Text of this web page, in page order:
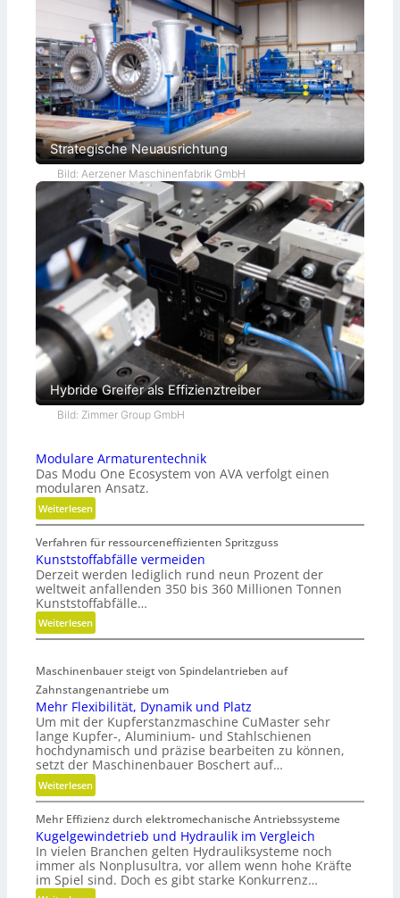
Strategische Neuausrichtung
Bild: Aerzener Maschinenfabrik GmbH
Hybride Greifer als Effizienztreiber
Bild: Zimmer Group GmbH
Modulare Armaturentechnik
Das Modu One Ecosystem von AVA verfolgt einen
modularen Ansatz.
Weiterlesen:
M
o
d
u
l
a
r
e
r
m
a
t
u
r
e
n
e
c
h
n
Verfahren für ressourceneffizienten Spritzguss
Kunststoffabfälle vermeiden
Derzeit werden lediglich rund neun Prozent der
weltweit anfallenden 350 bis 360 Millionen Tonnen
Kunststoffabfälle…
Weiterlesen:
K
n
s
t
s
t
o
f
f
b
f
ä
l
l
Maschinenbauer steigt von Spindelantrieben auf
Zahnstangenantriebe um
Mehr Flexibilität, Dynamik und Platz
Um mit der Kupferstanzmaschine CuMaster sehr
lange Kupfer-, Aluminium- und Stahlschienen
hochdynamisch und präzise bearbeiten zu können,
setzt der Maschinenbauer Boschert auf…
Weiterlesen:
M
e
h
r
F
l
Mehr Effizienz durch elektromechanische Antriebssysteme
Kugelgewindetrieb und Hydraulik im Vergleich
In vielen Branchen gelten Hydrauliksysteme noch
immer als Nonplusultra, vor allem wenn hohe Kräfte
im Spiel sind. Doch es gibt starke Konkurrenz…